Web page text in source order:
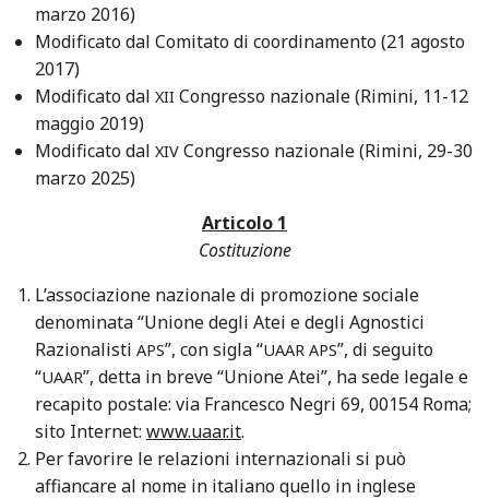
marzo 2016)
Modificato dal Comitato di coordinamento (21 agosto
2017)
Modificato dal XII Congresso nazionale (Rimini, 11-12
maggio 2019)
Modificato dal XIV Congresso nazionale (Rimini, 29-30
marzo 2025)
Articolo 1
Costituzione
L’associazione nazionale di promozione sociale
denominata “Unione degli Atei e degli Agnostici
Razionalisti APS”, con sigla “UAAR APS”, di seguito
“UAAR”, detta in breve “Unione Atei”, ha sede legale e
recapito postale: via Francesco Negri 69, 00154 Roma;
sito Internet: www.uaar.it.
Per favorire le relazioni internazionali si può
affiancare al nome in italiano quello in inglese